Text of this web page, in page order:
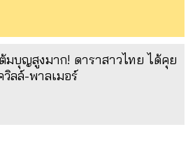
มบุญสูงมาก! ดาราสาวไทย ได้คุย
วิลล์-พาลเมอร์